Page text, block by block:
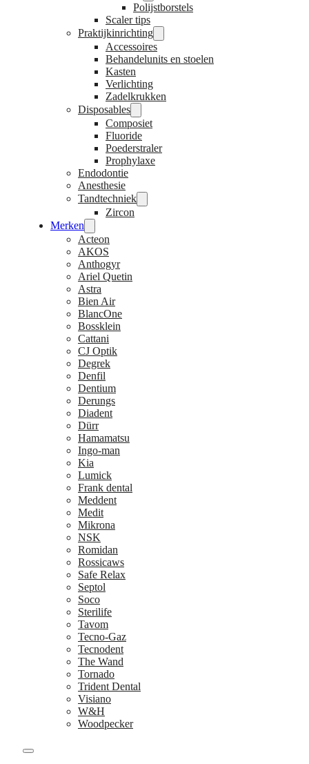
Polijstborstels
Scaler tips
Praktijkinrichting
Accessoires
Behandelunits en stoelen
Kasten
Verlichting
Zadelkrukken
Disposables
Composiet
Fluoride
Poederstraler
Prophylaxe
Endodontie
Anesthesie
Tandtechniek
Zircon
Merken
Acteon
AKOS
Anthogyr
Ariel Quetin
Astra
Bien Air
BlancOne
Bossklein
Cattani
CJ Optik
Degrek
Denfil
Dentium
Derungs
Diadent
Dürr
Hamamatsu
Ingo-man
Kia
Lumick
Frank dental
Meddent
Medit
Mikrona
NSK
Romidan
Rossicaws
Safe Relax
Septol
Soco
Sterilife
Tavom
Tecno-Gaz
Tecnodent
The Wand
Tornado
Trident Dental
Visiano
W&H
Woodpecker